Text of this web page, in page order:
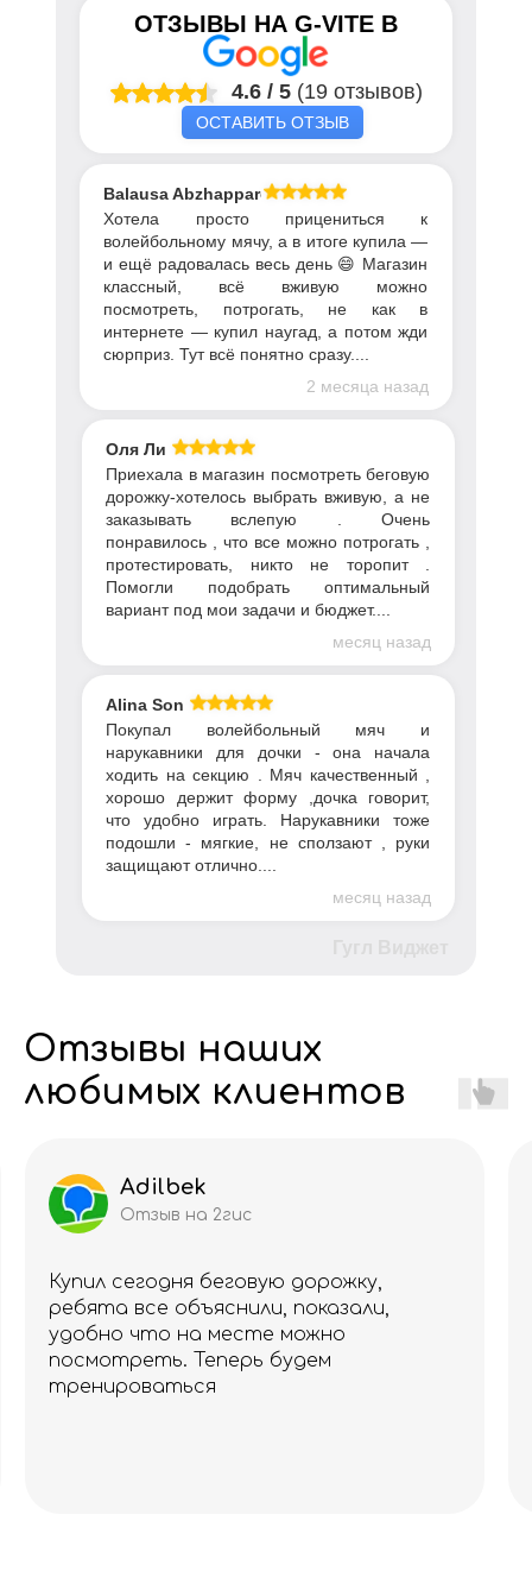
ОТЗЫВЫ НА G-VITE В
4.6 / 5 (19 отзывов)
ОСТАВИТЬ ОТЗЫВ
Balausa Abzhapparova
Хотела просто прицениться к
волейбольному мячу, а в итоге купила —
и ещё радовалась весь день 😄 Магазин
классный, всё вживую можно
посмотреть, потрогать, не как в
интернете — купил наугад, а потом жди
сюрприз. Тут всё понятно сразу....
2 месяца назад
Оля Ли
Приехала в магазин посмотреть беговую
дорожку-хотелось выбрать вживую, а не
заказывать вслепую . Очень
понравилось , что все можно потрогать ,
протестировать, никто не торопит .
Помогли подобрать оптимальный
вариант под мои задачи и бюджет....
месяц назад
Alina Son
Покупал волейбольный мяч и
нарукавники для дочки - она начала
ходить на секцию . Мяч качественный ,
хорошо держит форму ,дочка говорит,
что удобно играть. Нарукавники тоже
подошли - мягкие, не сползают , руки
защищают отлично....
месяц назад
Отзывы наших
любимых клиентов
Adilbek
Отзыв на 2гис
Купил сегодня беговую дорожку,
ребята все объяснили, показали,
удобно что на месте можно
посмотреть. Теперь будем
тренироваться